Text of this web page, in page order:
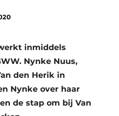
inmiddels
Nynke Nuus,
den Herik in
Nynke over haar
de stap om bij Van